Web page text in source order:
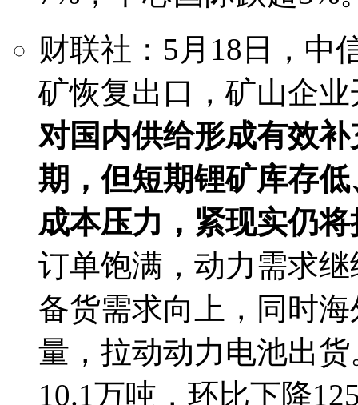
财联社：5月18日，中
矿恢复出口，矿山企
对国内供给形成有效
期，但短期锂矿库存
成本压力，紧现实仍
订单饱满，动力需求
备货需求向上，同时
量，拉动动力电池出
10.1万吨，环比下降